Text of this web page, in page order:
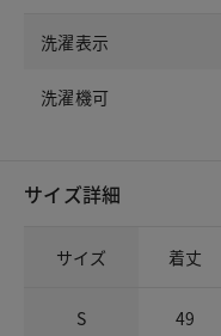
洗濯表示
洗濯機可
サイズ詳細
サイズ 着丈
S 49